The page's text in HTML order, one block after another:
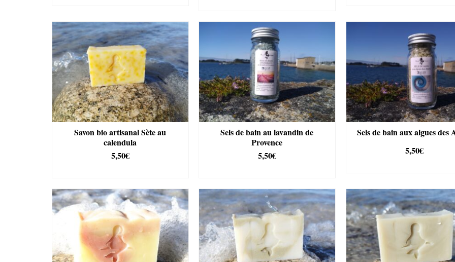
Savon bio artisanal Sète au
calendula
5,50€
Sels de bain au lavandin de
Provence
5,50€
Sels de bain aux algues des
5,50€